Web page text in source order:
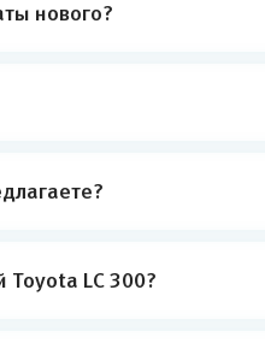
нового?
Toyota LC 300?